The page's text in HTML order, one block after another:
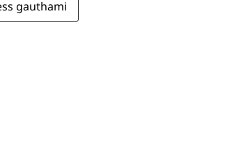
gauthami